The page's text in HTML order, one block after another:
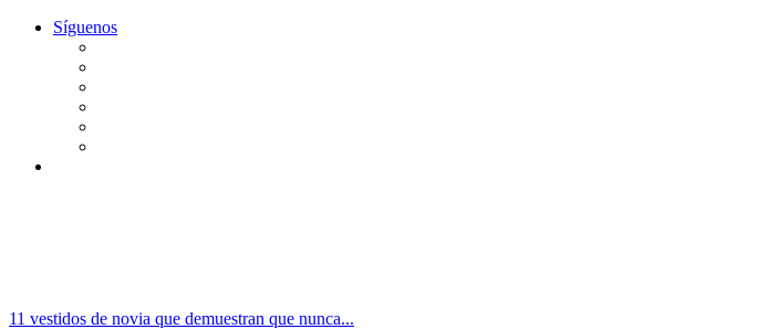
Síguenos
11 vestidos de novia que demuestran que nunca...